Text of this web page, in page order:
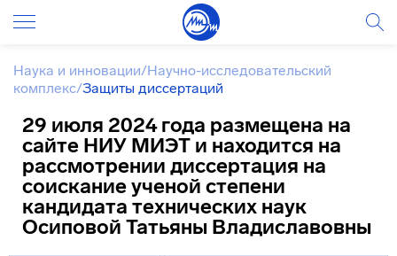
Наука и инновации/Научно-исследовательский
комплекс/Защиты диссертаций
29 июля 2024 года размещена на
сайте НИУ МИЭТ и находится на
рассмотрении диссертация на
соискание ученой степени
кандидата технических наук
Осиповой Татьяны Владиславовны